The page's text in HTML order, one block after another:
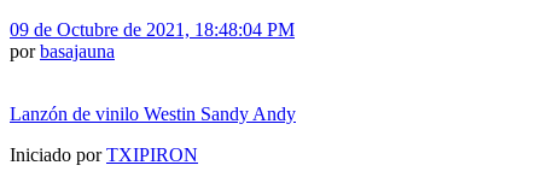
09 de Octubre de 2021, 18:48:04 PM
porbasajauna
Lanzón de vinilo Westin Sandy Andy
Iniciado porTXIPIRON